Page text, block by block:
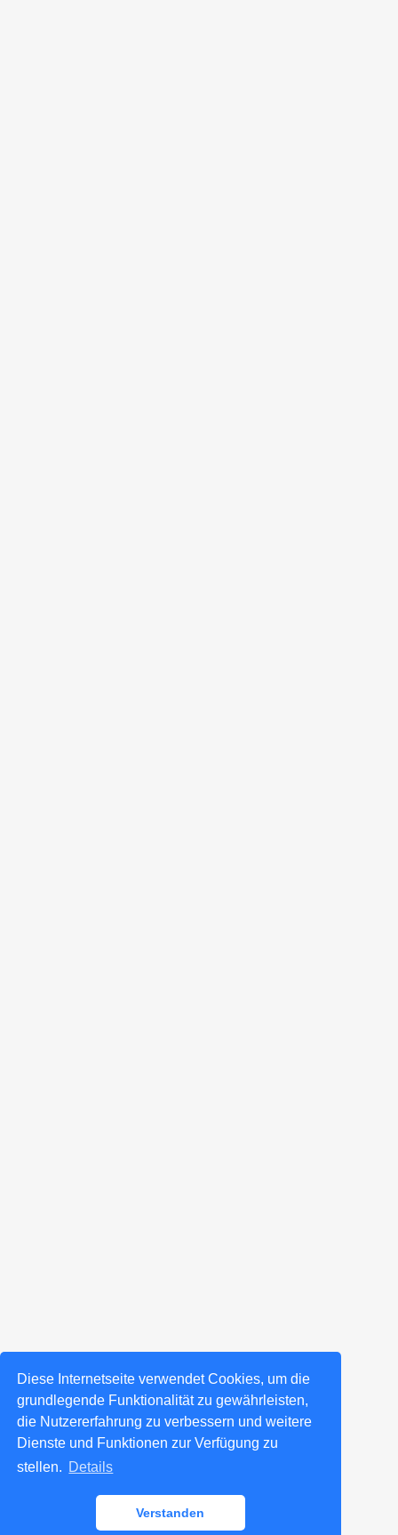
Diese Internetseite verwendet Cookies, um die
grundlegende Funktionalität zu gewährleisten,
die Nutzererfahrung zu verbessern und weitere
Dienste und Funktionen zur Verfügung zu
stellen. Details
Verstanden